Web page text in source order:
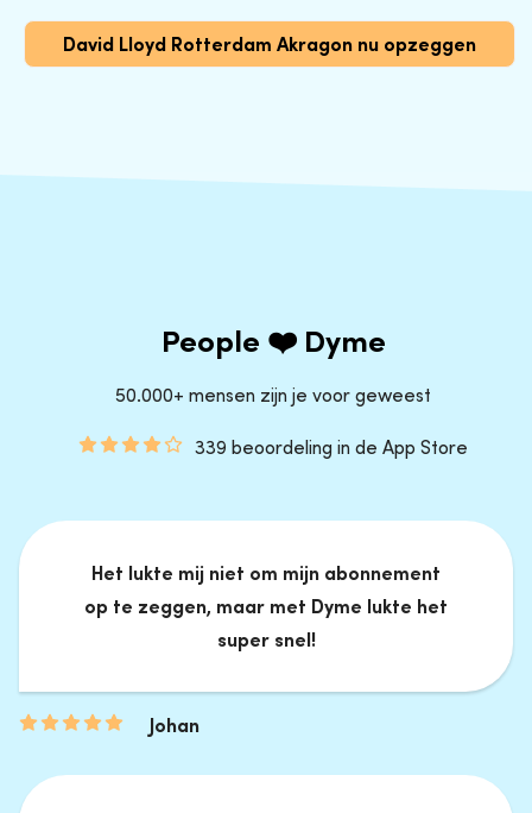
David Lloyd Rotterdam Akragon nu opzeggen
People ❤️ Dyme
50.000+ mensen zijn je voor geweest
339 beoordeling in de App Store
Het lukte mij niet om mijn abonnement
op te zeggen, maar met Dyme lukte het
super snel!
Johan